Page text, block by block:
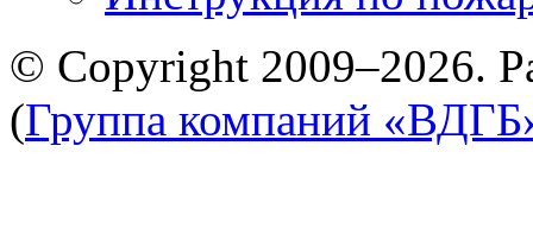
© Copyright 2009–2026.
(Группа компаний